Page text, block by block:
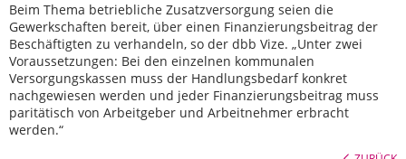
Beim Thema betriebliche Zusatzversorgung seien die
Gewerkschaften bereit, über einen Finanzierungsbeitrag der
Beschäftigten zu verhandeln, so der dbb Vize. „Unter zwei
Voraussetzungen: Bei den einzelnen kommunalen
Versorgungskassen muss der Handlungsbedarf konkret
nachgewiesen werden und jeder Finanzierungsbeitrag muss
paritätisch von Arbeitgeber und Arbeitnehmer erbracht
werden.“